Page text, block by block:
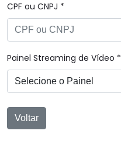
CPF ou CNPJ *
Painel Streaming de Vídeo *
Voltar